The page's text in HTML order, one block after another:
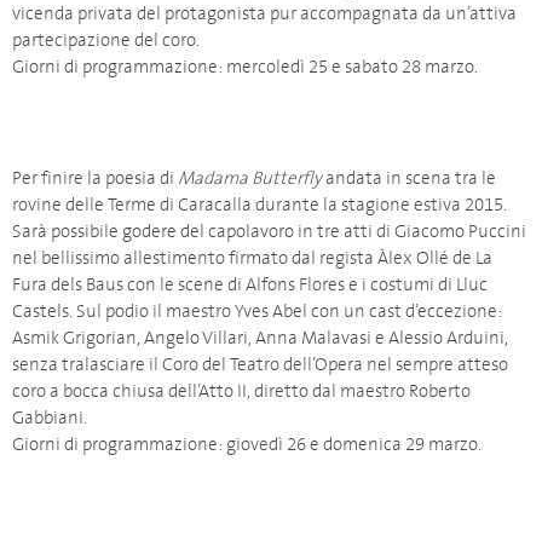
vicenda privata del protagonista pur accompagnata da un’attiva
partecipazione del coro.
Giorni di programmazione: mercoledì 25 e sabato 28 marzo.
Per finire la poesia di Madama Butterflyandata in scena tra le
rovine delle Terme di Caracalla durante la stagione estiva 2015.
Sarà possibile godere del capolavoro in tre atti di Giacomo Puccini
nel bellissimo allestimento firmato dal regista Àlex Ollé de La
Fura dels Baus con le scene di Alfons Flores e i costumi di Lluc
Castels. Sul podio il maestro Yves Abel con un cast d’eccezione:
Asmik Grigorian, Angelo Villari, Anna Malavasi e Alessio Arduini,
senza tralasciare il Coro del Teatro dell’Opera nel sempre atteso
coro a bocca chiusa dell’Atto II, diretto dal maestro Roberto
Gabbiani.
Giorni di programmazione: giovedì 26 e domenica 29 marzo.